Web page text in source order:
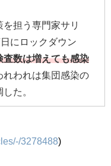
担う専門家サリ
にロックダウン
査数は増えても感染
れわれは集団感染の
た。
3278488)